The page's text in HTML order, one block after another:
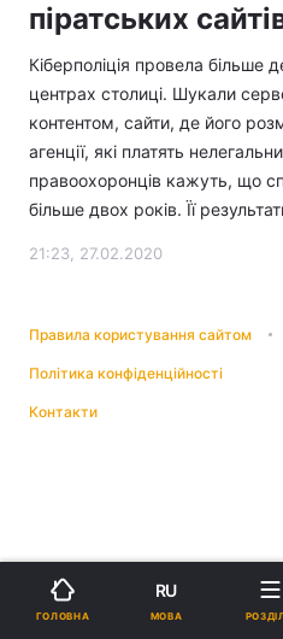
піратських
Кіберполіція провела більше
центрах столиці. Шукали
контентом, сайти, де його
агенції, які платять
правоохоронців кажуть, що
більше двох років. Її
21:23, 27.02.2020
Правила користування сайтом
Політика конфіденційності
Контакти
ГОЛОВНА
RU
МОВА